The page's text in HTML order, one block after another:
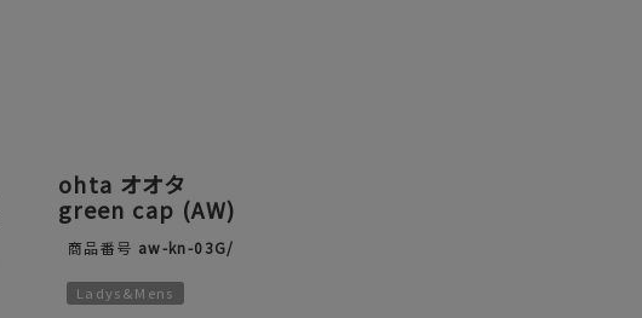
ohta オオタ
green cap (AW)
商品番号 aw-kn-03G/
Ladys&Mens